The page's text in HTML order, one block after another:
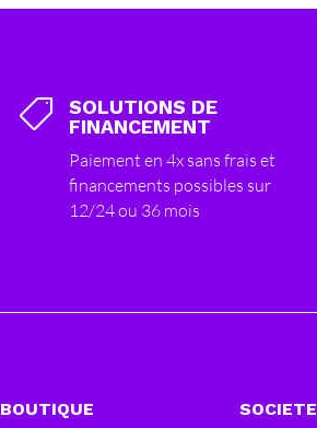

SOLUTIONS DE
FINANCEMENT
Paiement en 4x sans frais et
financements possibles sur
12/24 ou 36 mois
BOUTIQUE SOCIETE